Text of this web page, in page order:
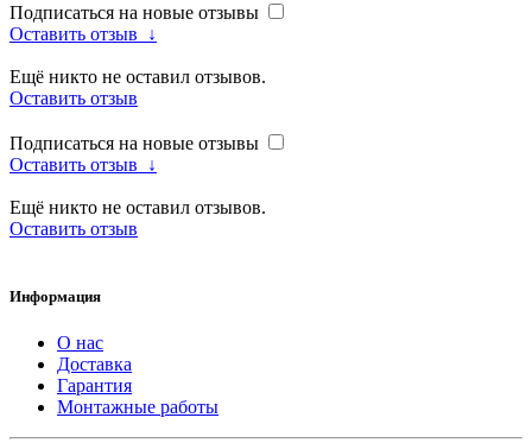
Подписаться на новые отзывы
Оставить отзыв
↓
Ещё никто не оставил отзывов.
Оставить отзыв
Подписаться на новые отзывы
Оставить отзыв
↓
Ещё никто не оставил отзывов.
Оставить отзыв
Информация
О нас
Доставка
Гарантия
Монтажные работы